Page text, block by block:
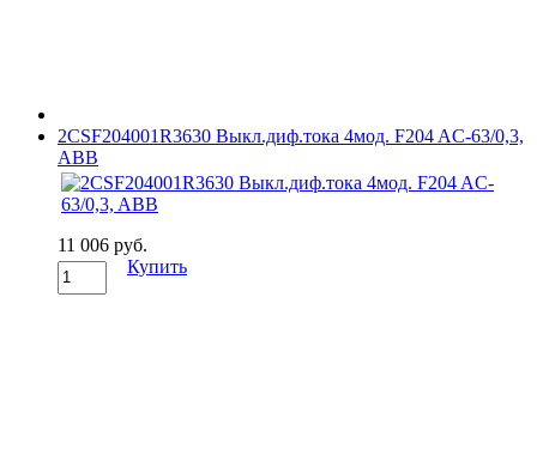
2CSF204001R3630 Выкл.диф.тока 4мод. F204 AC-63/0,3,
ABB
11 006 руб.
Купить